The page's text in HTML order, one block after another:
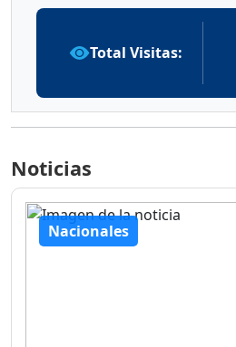
Total Visitas:
Noticias
Nacionales